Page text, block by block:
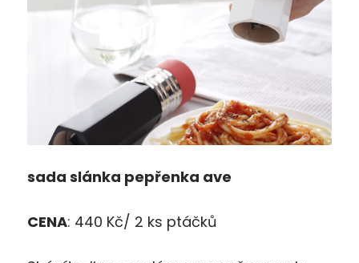
sada slánka pepřenka ave
CENA: 440 Kč/ 2 ks ptáčků